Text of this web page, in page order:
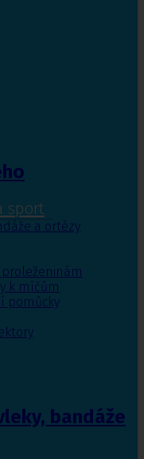
sport
a ortézy
k míčům
pomůcky
bandáže